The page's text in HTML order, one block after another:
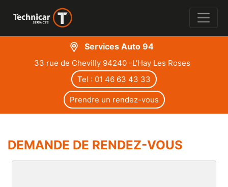
Services Auto 94
33 rue de Chevilly 94240 -L'Hay Les Roses
Tel : 01 46 63 43 33
Prendre un rendez-vous
DEMANDE DE RENDEZ-VOUS